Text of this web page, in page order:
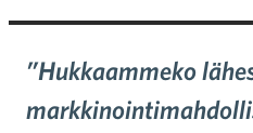
”Hukkaammeko